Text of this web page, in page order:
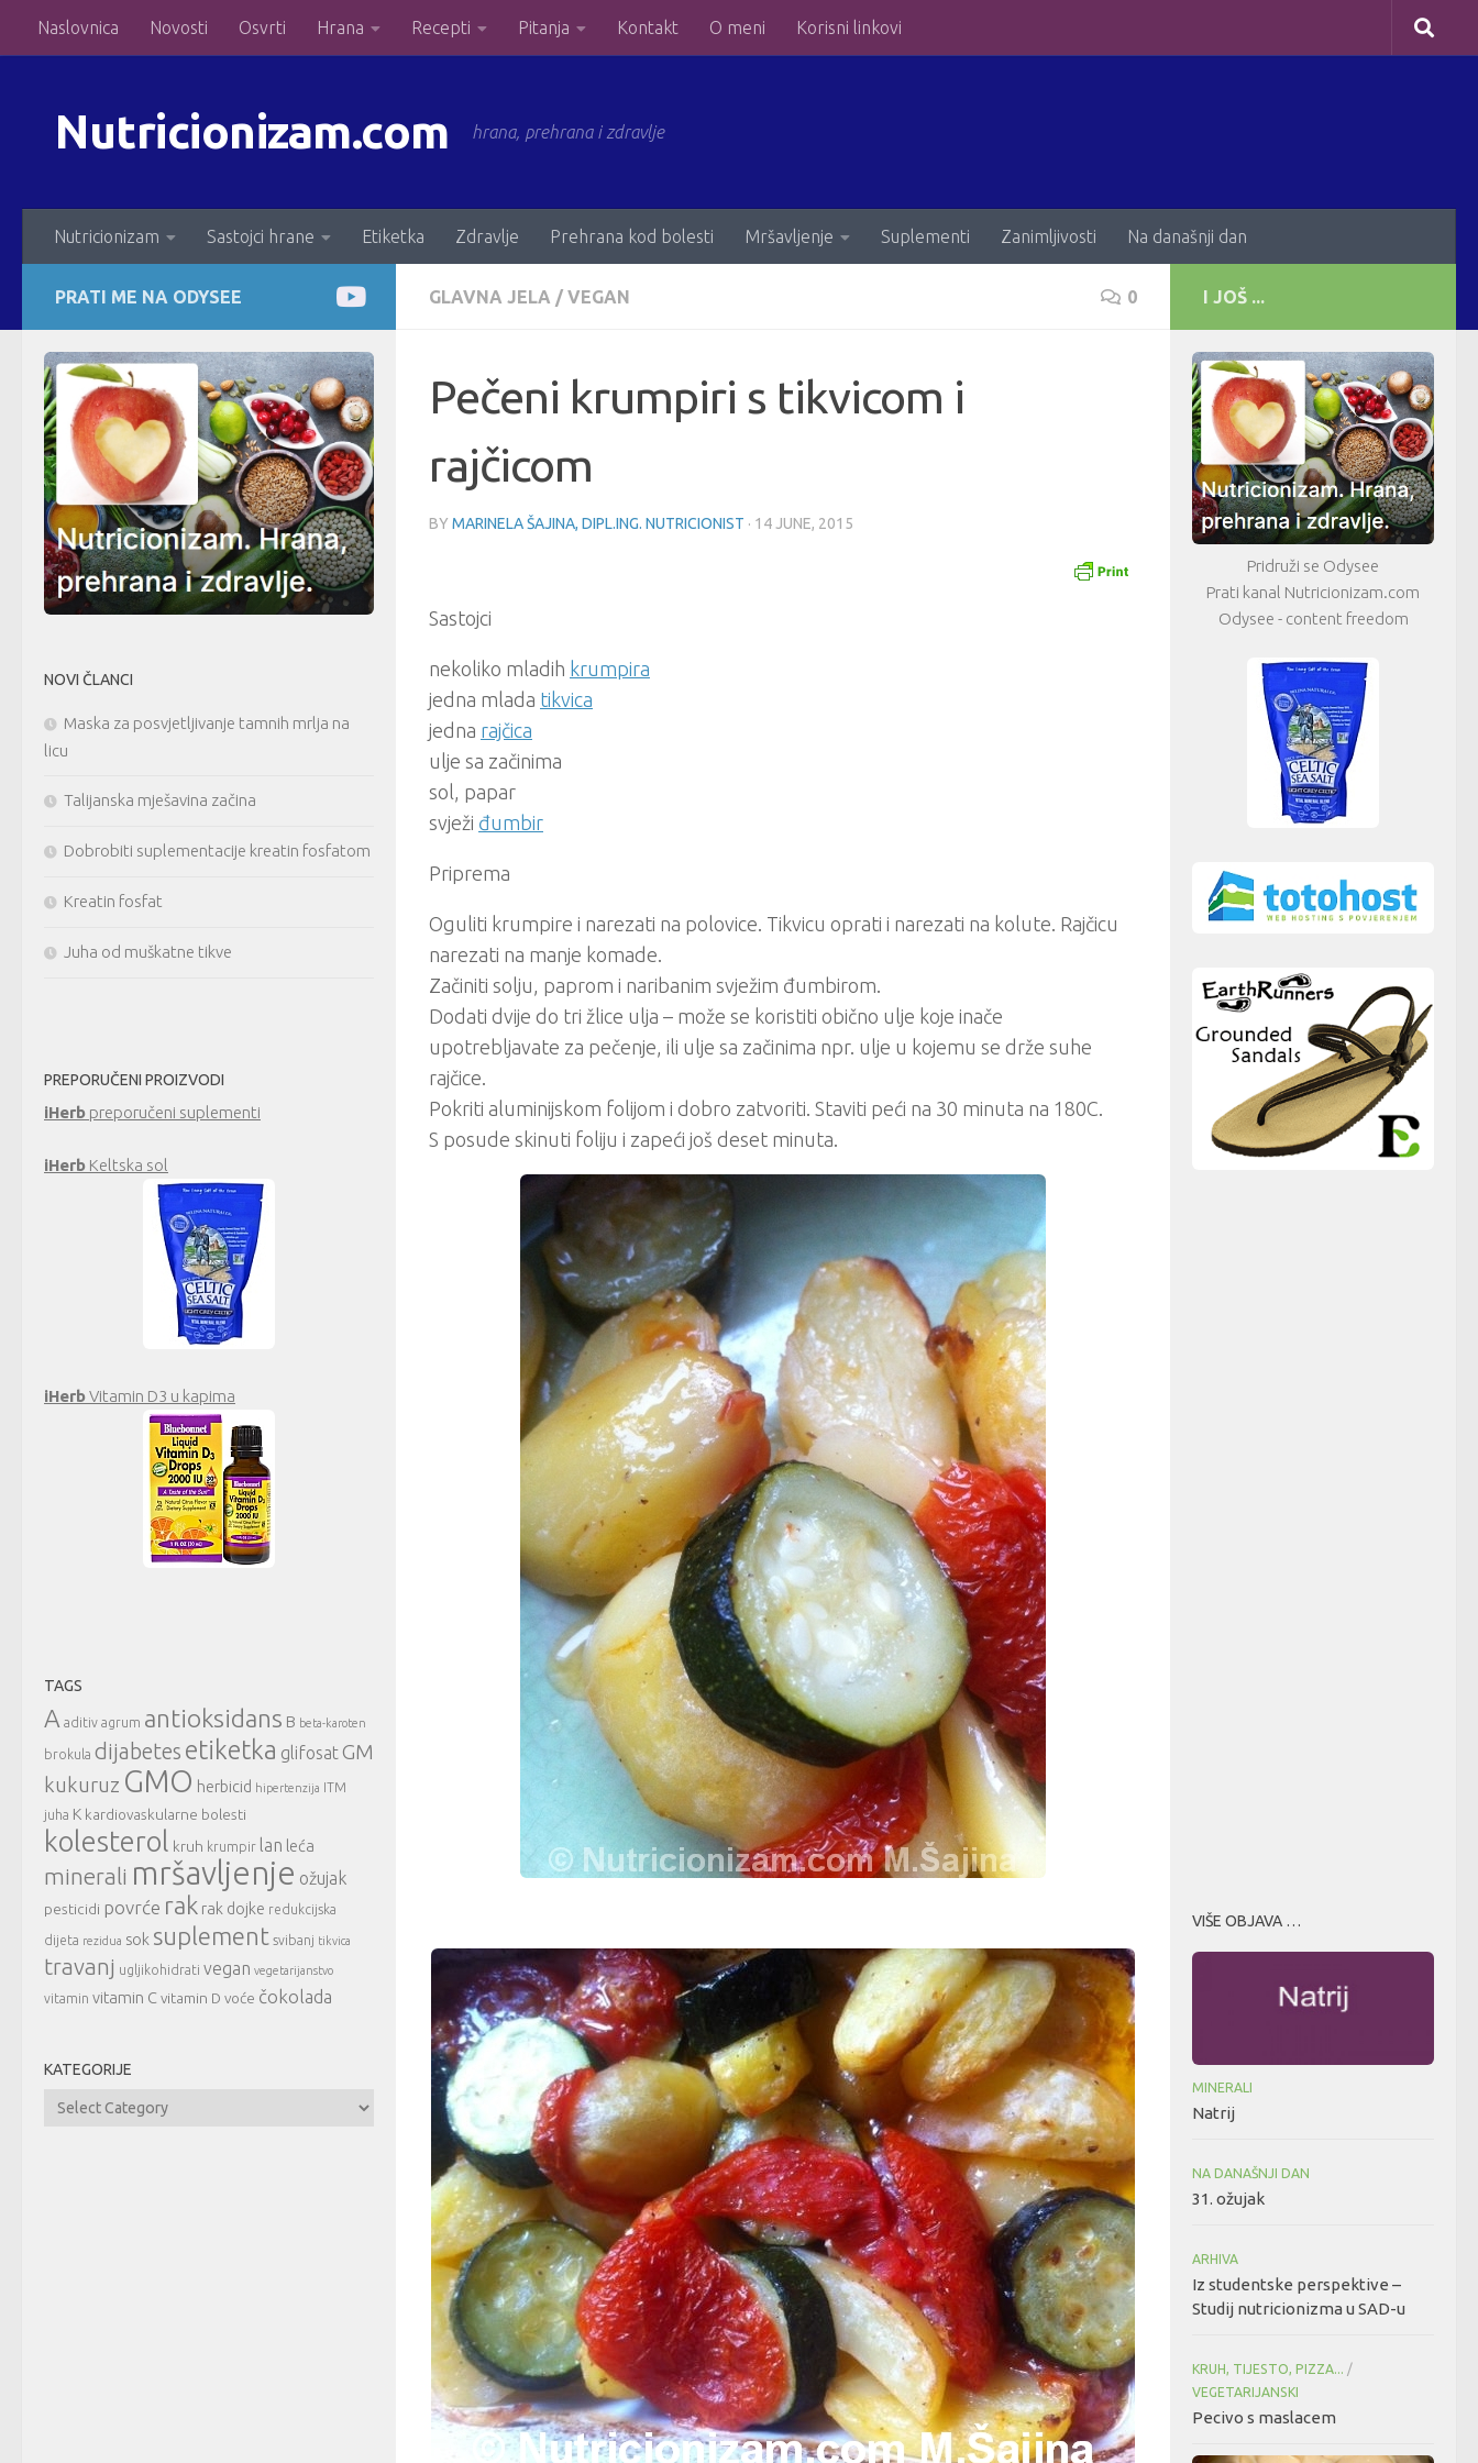
Skip to content
Naslovnica Novosti Osvrti Hrana Recepti Pitanja Kontakt O meni Korisni linkovi
Nutricionizam.com hrana, prehrana i zdravlje
Nutricionizam Sastojci hrane Etiketka Zdravlje Prehrana kod bolesti Mršavljenje Suplementi Zanimljivosti Na današnji dan
GLAVNA JELA / VEGAN 0
Pečeni krumpiri s tikvicom i
rajčicom
BY MARINELA ŠAJINA, DIPL.ING. NUTRICIONIST · 14 JUNE, 2015
Sastojci
nekoliko mladih krumpira
jedna mlada tikvica
jedna rajčica
ulje sa začinima
sol, papar
svježi đumbir
Priprema
Oguliti krumpire i narezati na polovice. Tikvicu oprati i narezati na kolute. Rajčicu
narezati na manje komade.
Začiniti solju, paprom i naribanim svježim đumbirom.
Dodati dvije do tri žlice ulja – može se koristiti obično ulje koje inače
upotrebljavate za pečenje, ili ulje sa začinima npr. ulje u kojemu se drže suhe
rajčice.
Pokriti aluminijskom folijom i dobro zatvoriti. Staviti peći na 30 minuta na 180C.
S posude skinuti foliju i zapeći još deset minuta.
PRATI ME NA ODYSEE
NOVI ČLANCI
Maska za posvjetljivanje tamnih mrlja na
licu
Talijanska mješavina začina
Dobrobiti suplementacije kreatin fosfatom
Kreatin fosfat
Juha od muškatne tikve
PREPORUČENI PROIZVODI
iHerb preporučeni suplementi
iHerb Keltska sol
iHerbVitamin D3 u kapima
TAGS
A aditiv agrum antioksidans B beta-karoten
brokula dijabetes etiketka glifosatGM
kukuruz GMO herbicid hipertenzija ITM
juha K kardiovaskularne bolesti
kolesterol kruh krumpir lan leća
minerali mršavljenje ožujak
pesticidi povrće rak rak dojke redukcijska
dijeta rezidua sok suplement svibanj tikvica
travanj ugljikohidrati vegan vegetarijanstvo
vitamin vitamin C vitamin D voće čokolada
KATEGORIJE
Kategorije
I JOŠ ...
Pridruži se Odysee
Prati kanal Nutricionizam.com
Odysee - content freedom
VIŠE OBJAVA …
MINERALI
Natrij
NA DANAŠNJI DAN
31. ožujak
ARHIVA
Iz studentske perspektive –
Studij nutricionizma u SAD-u
KRUH, TIJESTO, PIZZA... /
VEGETARIJANSKI
Pecivo s maslacem